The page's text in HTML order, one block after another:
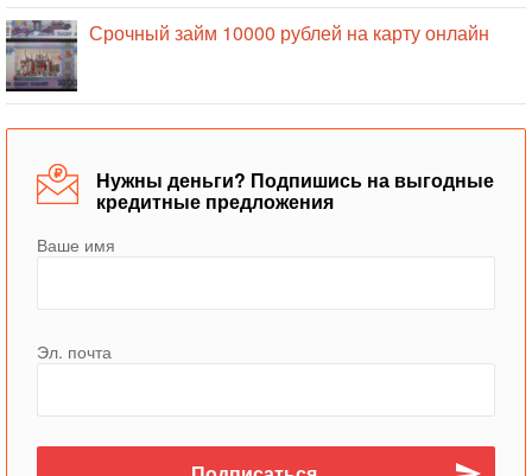
Срочный займ 10000 рублей на карту онлайн
Нужны деньги? Подпишись на выгодные
кредитные предложения
Ваше имя
Эл. почта